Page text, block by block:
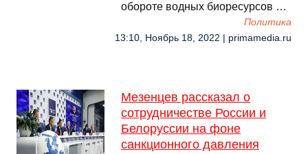
обороте водных биоресурсов …
Политика
13:10, Ноябрь 18, 2022 | primamedia.ru
Мезенцев рассказал о
сотрудничестве России и
Белоруссии на фоне
санкционного давления